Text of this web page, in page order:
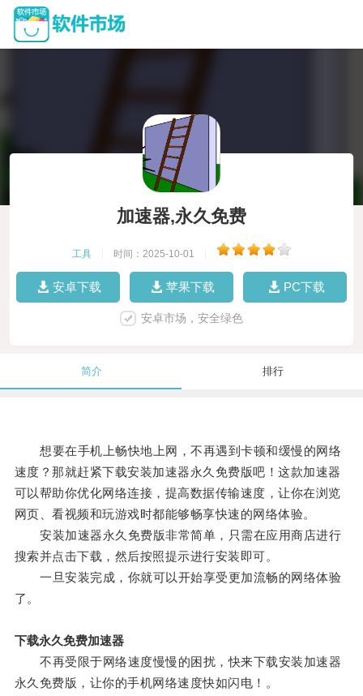
加速器,永久免费
工具 时间：2025-10-01
安卓下载 苹果下载 PC下载
安卓市场，安全绿色
简介 排行
想要在手机上畅快地上网，不再遇到卡顿和缓慢的网络
速度？那就赶紧下载安装加速器永久免费版吧！这款加速器
可以帮助你优化网络连接，提高数据传输速度，让你在浏览
网页、看视频和玩游戏时都能够畅享快速的网络体验。
安装加速器永久免费版非常简单，只需在应用商店进行
搜索并点击下载，然后按照提示进行安装即可。
一旦安装完成，你就可以开始享受更加流畅的网络体验
了。
下载永久免费加速器
不再受限于网络速度慢慢的困扰，快来下载安装加速器
永久免费版，让你的手机网络速度快如闪电！。